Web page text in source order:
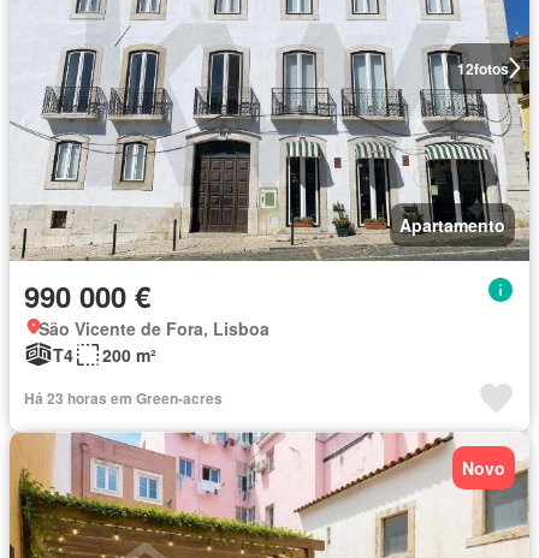
12fotos
Apartamento
990 000 €
São Vicente de Fora, Lisboa
T4
200 m²
Há 23 horas em Green-acres
Novo